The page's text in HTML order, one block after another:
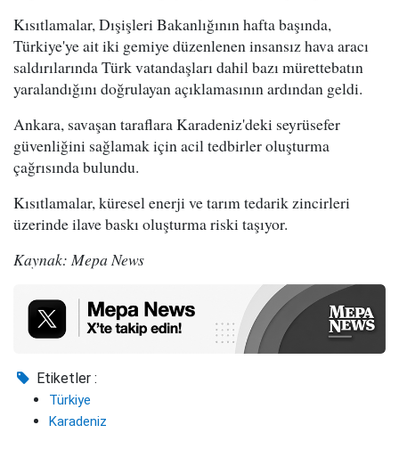
Kısıtlamalar, Dışişleri Bakanlığının hafta başında,
Türkiye'ye ait iki gemiye düzenlenen insansız hava aracı
saldırılarında Türk vatandaşları dahil bazı mürettebatın
yaralandığını doğrulayan açıklamasının ardından geldi.
Ankara, savaşan taraflara Karadeniz'deki seyrüsefer
güvenliğini sağlamak için acil tedbirler oluşturma
çağrısında bulundu.
Kısıtlamalar, küresel enerji ve tarım tedarik zincirleri
üzerinde ilave baskı oluşturma riski taşıyor.
Kaynak: Mepa News
Etiketler :
Türkiye
Karadeniz